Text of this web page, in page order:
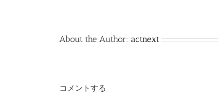
About the Author: actnext
コメントする